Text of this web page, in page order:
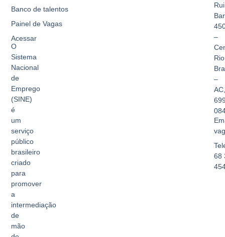
O
Sistema
Nacional
de
Emprego
(SINE)
é
um
serviço
público
brasileiro
criado
para
promover
a
intermediação
de
mão
Banco de talentos
Painel de Vagas
Acessar
Rui
–
Rio
–
AC,
68